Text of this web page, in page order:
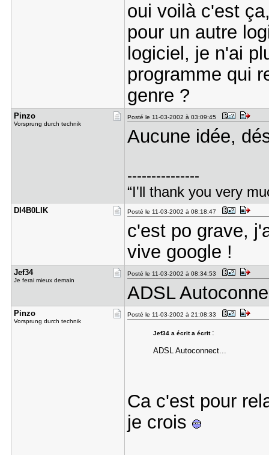
oui voilà c'est
pour un autre
logiciel, je n'ai
programme qui
genre ?
Pinzo
Vorsprung durch technik
Posté le 11-03-2002 à 03:09:45
Aucune idée,
---------------
“I'll thank you very
DI4B0LIK Posté le 11-03-2002 à 08:18:47
c'est po grave,
vive google !
Jef34
Je ferai mieux demain
Posté le 11-03-2002 à 08:34:53
ADSL
Pinzo
Vorsprung durch technik
Posté le 11-03-2002 à 21:08:33
Jef34 a écrit a écrit :
ADSL Autoconnect...
Ca c'est pour
je crois